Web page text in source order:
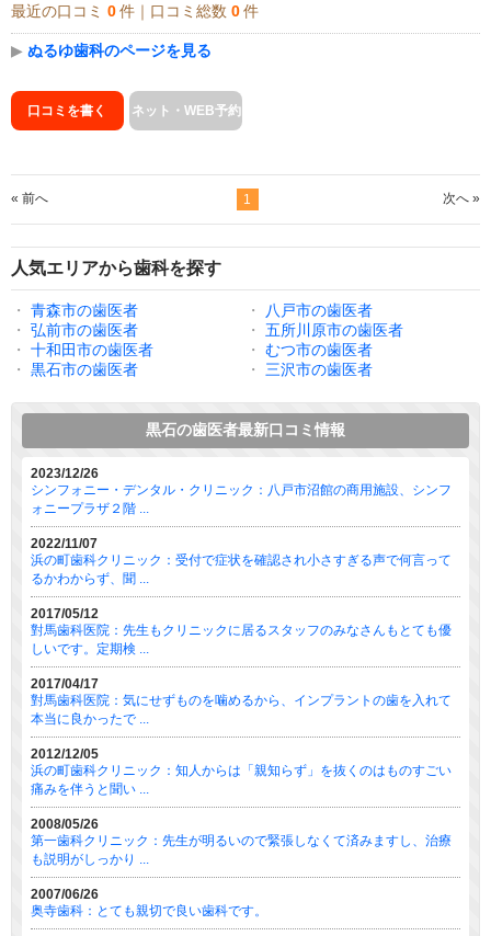
最近の口コミ 0 件｜口コミ総数 0 件
▶ ぬるゆ歯科のページを見る
口コミを書く ネット・WEB予約
« 前へ 1 次へ »
人気エリアから歯科を探す
・ 青森市の歯医者 ・
八戸市の歯医者
・
弘前市の歯医者 ・
五所川原市の歯医者
・
十和田市の歯医者 ・
むつ市の歯医者
・
黒石市の歯医者 ・ 三沢市の歯医者
黒石の歯医者最新口コミ情報
2023/12/26
シンフォニー・デンタル・クリニック：八戸市沼館の商用施設、シンフ
ォニープラザ２階 ...
2022/11/07
浜の町歯科クリニック：受付で症状を確認され小さすぎる声で何言って
るかわからず、聞 ...
2017/05/12
對馬歯科医院：先生もクリニックに居るスタッフのみなさんもとても優
しいです。定期検 ...
2017/04/17
對馬歯科医院：気にせずものを噛めるから、インプラントの歯を入れて
本当に良かったで ...
2012/12/05
浜の町歯科クリニック：知人からは「親知らず」を抜くのはものすごい
痛みを伴うと聞い ...
2008/05/26
第一歯科クリニック：先生が明るいので緊張しなくて済みますし、治療
も説明がしっかり ...
2007/06/26
奥寺歯科：とても親切で良い歯科です。